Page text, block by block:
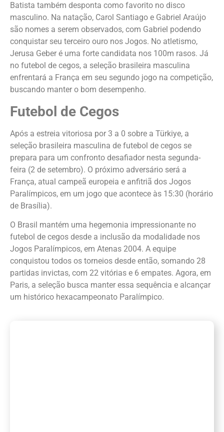
Batista também desponta como favorito no disco
masculino. Na natação, Carol Santiago e Gabriel Araújo
são nomes a serem observados, com Gabriel podendo
conquistar seu terceiro ouro nos Jogos. No atletismo,
Jerusa Geber é uma forte candidata nos 100m rasos. Já
no futebol de cegos, a seleção brasileira masculina
enfrentará a França em seu segundo jogo na competição,
buscando manter o bom desempenho.
Futebol de Cegos
Após a estreia vitoriosa por 3 a 0 sobre a Türkiye, a
seleção brasileira masculina de futebol de cegos se
prepara para um confronto desafiador nesta segunda-
feira (2 de setembro). O próximo adversário será a
França, atual campeã europeia e anfitriã dos Jogos
Paralímpicos, em um jogo que acontece às 15:30 (horário
de Brasília).
O Brasil mantém uma hegemonia impressionante no
futebol de cegos desde a inclusão da modalidade nos
Jogos Paralímpicos, em Atenas 2004. A equipe
conquistou todos os torneios desde então, somando 28
partidas invictas, com 22 vitórias e 6 empates. Agora, em
Paris, a seleção busca manter essa sequência e alcançar
um histórico hexacampeonato Paralímpico.